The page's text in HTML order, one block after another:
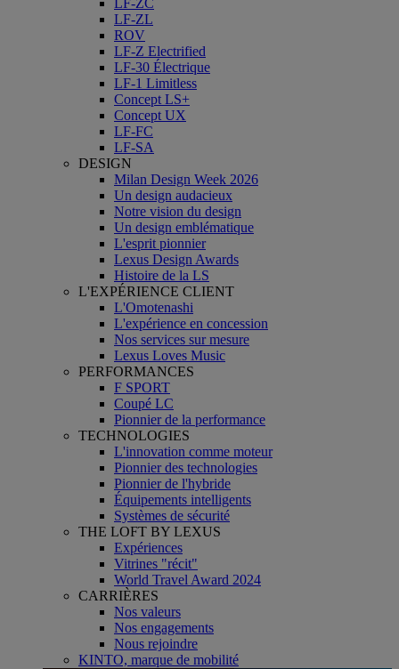
LF-ZC
LF-ZL
ROV
LF-Z Electrified
LF-30 Électrique
LF-1 Limitless
Concept LS+
Concept UX
LF-FC
LF-SA
DESIGN
Milan Design Week 2026
Un design audacieux
Notre vision du design
Un design emblématique
L'esprit pionnier
Lexus Design Awards
Histoire de la LS
L'EXPÉRIENCE CLIENT
L'Omotenashi
L'expérience en concession
Nos services sur mesure
Lexus Loves Music
PERFORMANCES
F SPORT
Coupé LC
Pionnier de la performance
TECHNOLOGIES
L'innovation comme moteur
Pionnier des technologies
Pionnier de l'hybride
Équipements intelligents
Systèmes de sécurité
THE LOFT BY LEXUS
Expériences
Vitrines "récit"
World Travel Award 2024
CARRIÈRES
Nos valeurs
Nos engagements
Nous rejoindre
KINTO, marque de mobilité